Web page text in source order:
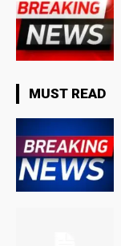
MUST READ